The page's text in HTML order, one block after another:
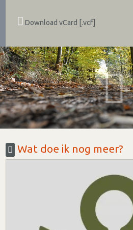
Download vCard [.vcf]
Wat doe ik nog meer?